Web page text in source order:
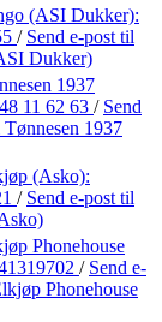
(ASI Dukker):
/ Send e-post til
Dukker)
1937
48 11 62 63 / Send
1937
(Asko):
/ Send e-post til
Phonehouse
/ Send e-
Phonehouse